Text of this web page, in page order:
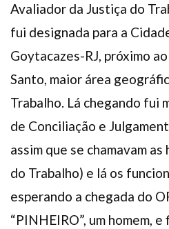
Avaliador da Justiça do
fui designada para a
Goytacazes-RJ, próximo
Santo, maior área
Trabalho. Lá chegando fui
de Conciliação e
assim que se chamavam
do Trabalho) e lá os
esperando a chegada do
“PINHEIRO”, um homem,